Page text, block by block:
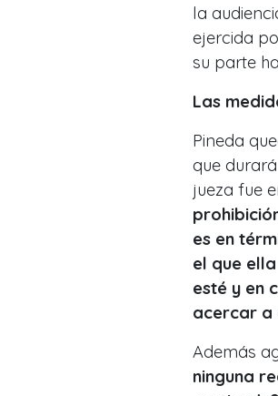
la
ejercida
su parte
Las
Pineda
que
jueza fue
es en
el que
esté y en
acercar a
Además
ninguna